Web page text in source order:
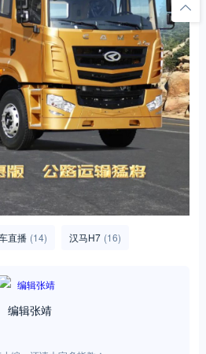
直播 (14) 汉马H7 (16)
编辑张靖